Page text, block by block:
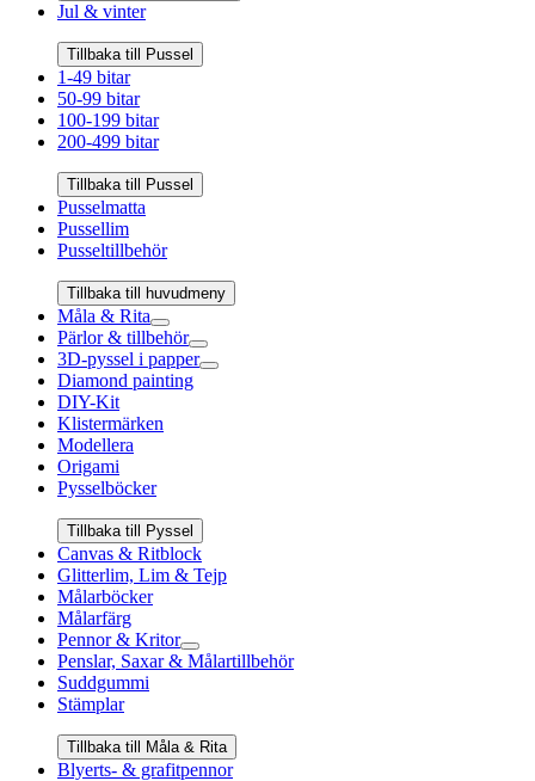
Jul & vinter
Tillbaka till Pussel
1-49 bitar
50-99 bitar
100-199 bitar
200-499 bitar
Tillbaka till Pussel
Pusselmatta
Pussellim
Pusseltillbehör
Tillbaka till huvudmeny
Måla & Rita
Pärlor & tillbehör
3D-pyssel i papper
Diamond painting
DIY-Kit
Klistermärken
Modellera
Origami
Pysselböcker
Tillbaka till Pyssel
Canvas & Ritblock
Glitterlim, Lim & Tejp
Målarböcker
Målarfärg
Pennor & Kritor
Penslar, Saxar & Målartillbehör
Suddgummi
Stämplar
Tillbaka till Måla & Rita
Blyerts- & grafitpennor